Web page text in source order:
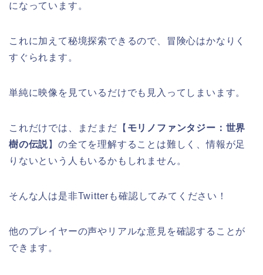
になっています。
これに加えて秘境探索できるので、冒険心はかなりく
すぐられます。
単純に映像を見ているだけでも見入ってしまいます。
これだけでは、まだまだ【 モリノファンタジー：世界
樹の伝説】の全てを理解することは難しく、情報が足
りないという人もいるかもしれません。
そんな人は是非Twitterも確認してみてください！
他のプレイヤーの声やリアルな意見を確認することが
できます。